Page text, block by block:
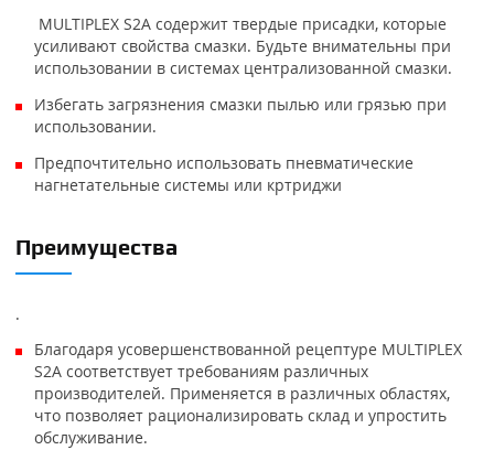
MULTIPLEX S2A содержит твердые присадки, которые
усиливают свойства смазки. Будьте внимательны при
использовании в системах централизованной смазки.
Избегать загрязнения смазки пылью или грязью при
использовании.
Предпочтительно использовать пневматические
нагнетательные системы или кртриджи
Преимущества
.
Благодаря усовершенствованной рецептуре MULTIPLEX
S2A соответствует требованиям различных
производителей. Применяется в различных областях,
что позволяет рационализировать склад и упростить
обслуживание.